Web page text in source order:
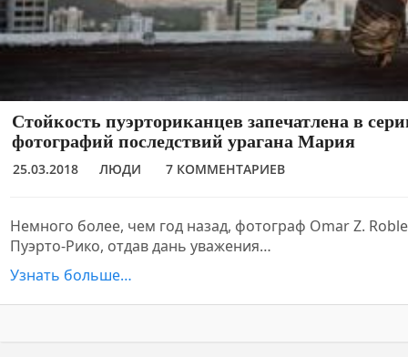
Стойкость пуэрториканцев запечатлена в
фотографий последствий урагана Мария
25.03.2018 ЛЮДИ 7 КОММЕНТАРИЕВ
Немного более, чем год назад, фотограф Omar Z.
Пуэрто-Рико, отдав дань уважения…
Узнать больше…